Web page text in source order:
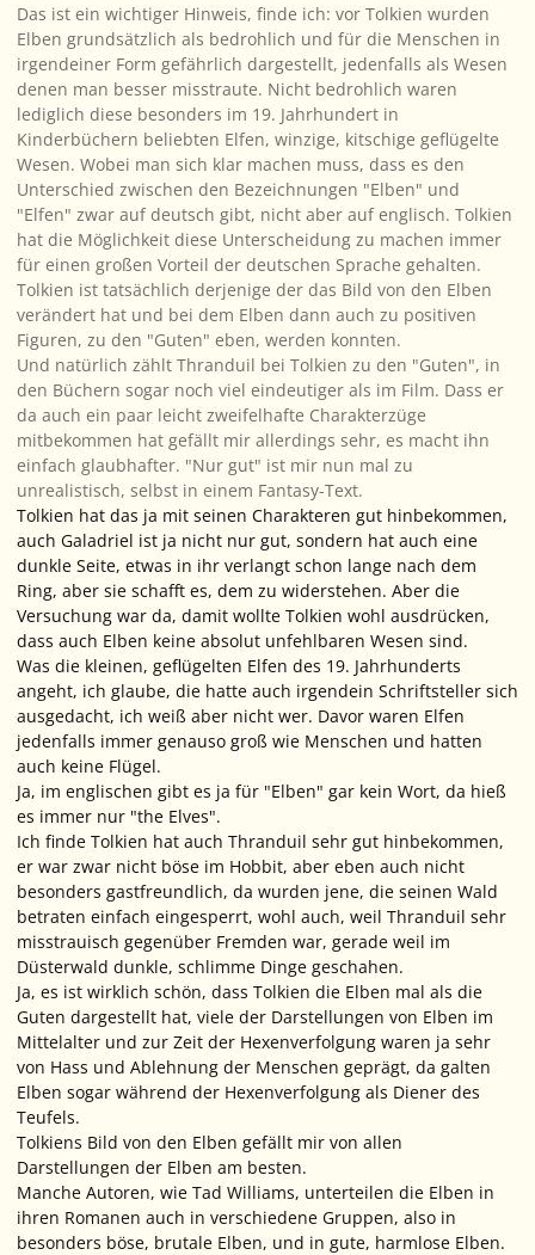
Das ist ein wichtiger Hinweis, finde ich: vor Tolkien wurden
Elben grundsätzlich als bedrohlich und für die Menschen in
irgendeiner Form gefährlich dargestellt, jedenfalls als Wesen
denen man besser misstraute. Nicht bedrohlich waren
lediglich diese besonders im 19. Jahrhundert in
Kinderbüchern beliebten Elfen, winzige, kitschige geflügelte
Wesen. Wobei man sich klar machen muss, dass es den
Unterschied zwischen den Bezeichnungen "Elben" und
"Elfen" zwar auf deutsch gibt, nicht aber auf englisch. Tolkien
hat die Möglichkeit diese Unterscheidung zu machen immer
für einen großen Vorteil der deutschen Sprache gehalten.
Tolkien ist tatsächlich derjenige der das Bild von den Elben
verändert hat und bei dem Elben dann auch zu positiven
Figuren, zu den "Guten" eben, werden konnten.
Und natürlich zählt Thranduil bei Tolkien zu den "Guten", in
den Büchern sogar noch viel eindeutiger als im Film. Dass er
da auch ein paar leicht zweifelhafte Charakterzüge
mitbekommen hat gefällt mir allerdings sehr, es macht ihn
einfach glaubhafter. "Nur gut" ist mir nun mal zu
unrealistisch, selbst in einem Fantasy-Text.
Tolkien hat das ja mit seinen Charakteren gut hinbekommen,
auch Galadriel ist ja nicht nur gut, sondern hat auch eine
dunkle Seite, etwas in ihr verlangt schon lange nach dem
Ring, aber sie schafft es, dem zu widerstehen. Aber die
Versuchung war da, damit wollte Tolkien wohl ausdrücken,
dass auch Elben keine absolut unfehlbaren Wesen sind.
Was die kleinen, geflügelten Elfen des 19. Jahrhunderts
angeht, ich glaube, die hatte auch irgendein Schriftsteller sich
ausgedacht, ich weiß aber nicht wer. Davor waren Elfen
jedenfalls immer genauso groß wie Menschen und hatten
auch keine Flügel.
Ja, im englischen gibt es ja für "Elben" gar kein Wort, da hieß
es immer nur "the Elves".
Ich finde Tolkien hat auch Thranduil sehr gut hinbekommen,
er war zwar nicht böse im Hobbit, aber eben auch nicht
besonders gastfreundlich, da wurden jene, die seinen Wald
betraten einfach eingesperrt, wohl auch, weil Thranduil sehr
misstrauisch gegenüber Fremden war, gerade weil im
Düsterwald dunkle, schlimme Dinge geschahen.
Ja, es ist wirklich schön, dass Tolkien die Elben mal als die
Guten dargestellt hat, viele der Darstellungen von Elben im
Mittelalter und zur Zeit der Hexenverfolgung waren ja sehr
von Hass und Ablehnung der Menschen geprägt, da galten
Elben sogar während der Hexenverfolgung als Diener des
Teufels.
Tolkiens Bild von den Elben gefällt mir von allen
Darstellungen der Elben am besten.
Manche Autoren, wie Tad Williams, unterteilen die Elben in
ihren Romanen auch in verschiedene Gruppen, also in
besonders böse, brutale Elben, und in gute, harmlose Elben.